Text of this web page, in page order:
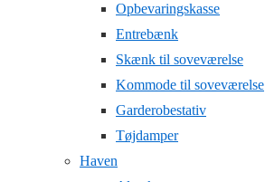
Opbevaringskasse
Entrebænk
Skænk til soveværelse
Kommode til soveværelse
Garderobestativ
Tøjdamper
Haven